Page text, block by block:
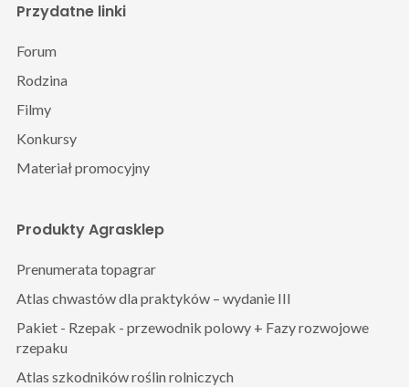
Produkty Agrasklep
Prenumerata topagrar
Atlas chwastów dla praktyków – wydanie III
Pakiet - Rzepak - przewodnik polowy + Fazy rozwojowe
rzepaku
Atlas szkodników roślin rolniczych
Przydatne linki
Forum
Rodzina
Filmy
Konkursy
Materiał promocyjny